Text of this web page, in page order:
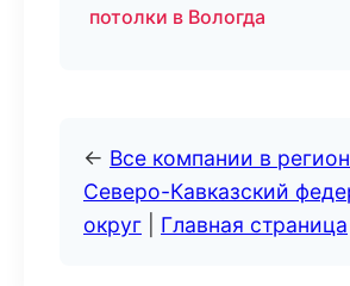
потолки в Вологда
← Все компании в
Северо-Кавказский
округ
Главная страница